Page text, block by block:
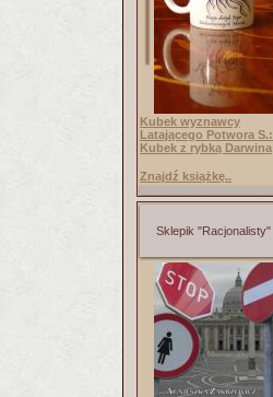
Kubek wyznawcy
Latającego Potwora S.:
Kubek z rybką Darwina
Znajdź książkę..
Sklepik "Racjonalisty"